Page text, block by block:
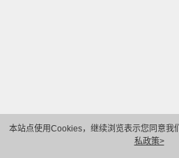
本站点使用Cookies，继续浏览表示您同意我
私政策>